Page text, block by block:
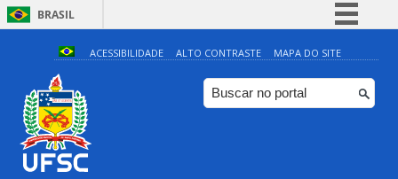
BRASIL
Simplifique!
Comunica BR
Participe
ACESSIBILIDADE ALTO CONTRASTE MAPA DO SITE